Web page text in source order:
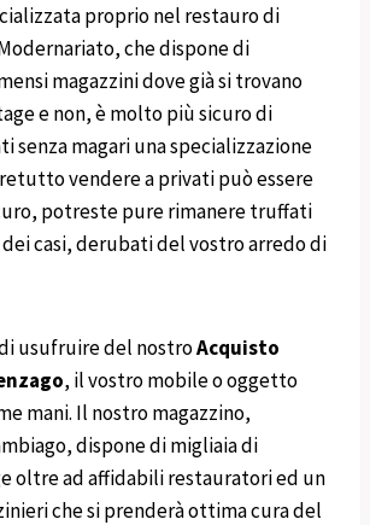
proprio nel restauro di
che dispone di
magazzini dove già si trovano
e non, è molto più sicuro di
senza magari una specializzazione
vendere a privati può essere
potreste pure rimanere truffati
casi, derubati del vostro arredo di
usufruire del nostroAcquisto
, il vostro mobile o oggetto
mani. Il nostro magazzino,
dispone di migliaia di
oltre ad affidabili restauratori ed un
che si prenderà ottima cura del